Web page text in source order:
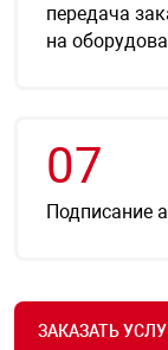
передача
на
07
Подписание
ЗАКАЗАТЬ